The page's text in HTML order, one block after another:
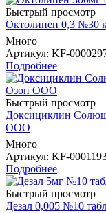
Быстрый просмотр
Октолипен 0,3 №30
Много
Артикул: KF-
Подробнее
Быстрый просмотр
Доксициклин
ООО
Много
Артикул: KF-
Подробнее
Быстрый просмотр
Дезал 0,005 №10